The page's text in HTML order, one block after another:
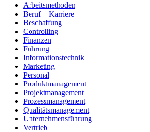
Arbeitsmethoden
Beruf + Karriere
Beschaffung
Controlling
Finanzen
Führung
Informationstechnik
Marketing
Personal
Produktmanagement
Projektmanagement
Prozessmanagement
Qualitätsmanagement
Unternehmensführung
Vertrieb